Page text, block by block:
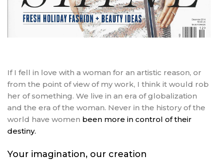
If I fell in love with a woman for an artistic reason, or
from the point of view of my work, I think it would rob
her of something. We live in an era of globalization
and the era of the woman. Never in the history of the
world have women been more in control of their
destiny.
Your imagination, our creation